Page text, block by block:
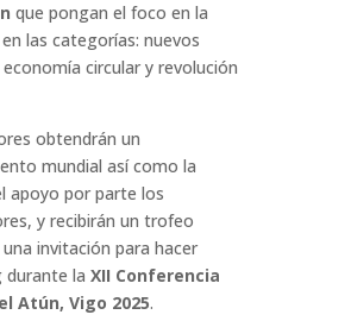
que pongan el foco en la
las categorías: nuevos
circular y revolución
obtendrán un
mundial así como la
apoyo por parte los
y recibirán un trofeo
invitación para hacer
durante la XII Conferencia
Atún, Vigo 2025.